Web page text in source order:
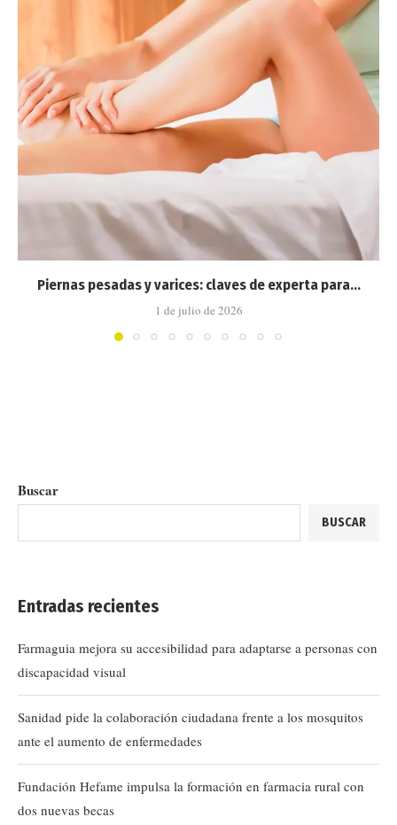
Piernas pesadas y varices: claves de experta para...
1 de julio de 2026
Buscar
BUSCAR
Entradas recientes
Farmaguia mejora su accesibilidad para adaptarse a personas con
discapacidad visual
Sanidad pide la colaboración ciudadana frente a los mosquitos
ante el aumento de enfermedades
Fundación Hefame impulsa la formación en farmacia rural con
dos nuevas becas